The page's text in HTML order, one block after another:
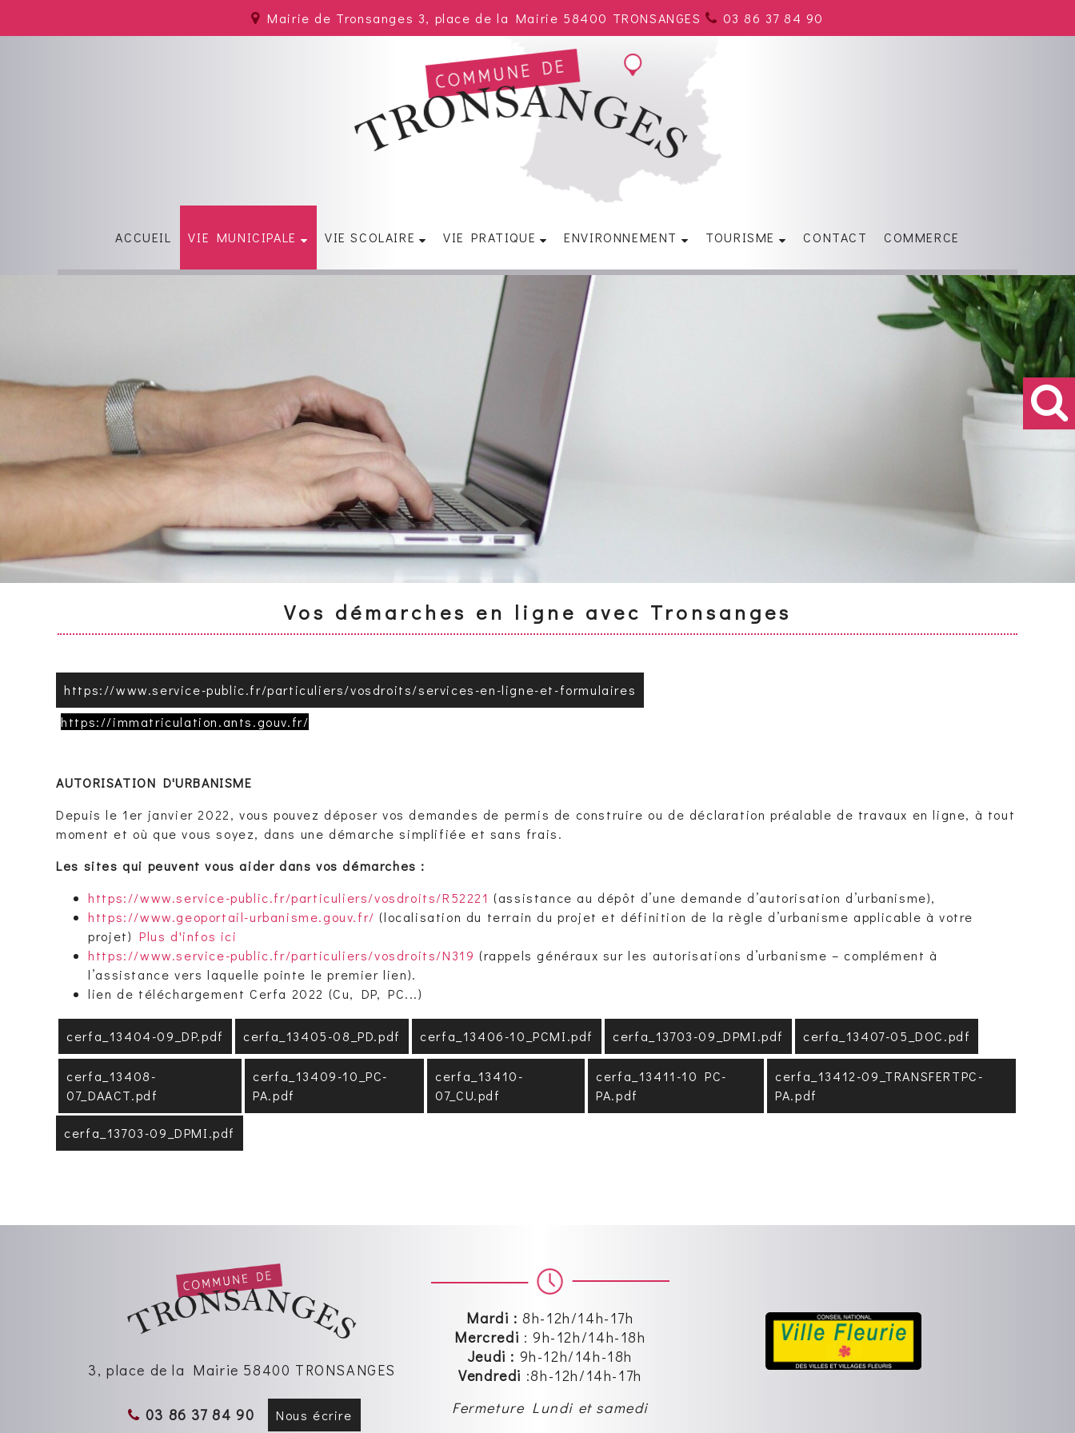
Mairie de Tronsanges 3, place de la Mairie 58400 TRONSANGES 03 86 37 84 90
ACCUEIL VIE MUNICIPALE VIE SCOLAIRE VIE PRATIQUE ENVIRONNEMENT TOURISME CONTACT COMMERCE
Vos démarches en ligne avec Tronsanges
https://www.service-public.fr/particuliers/vosdroits/services-en-ligne-et-formulaires
https://immatriculation.ants.gouv.fr/
AUTORISATION D'URBANISME
Depuis le 1er janvier 2022, vous pouvez déposer vos demandes de permis de construire ou de déclaration préalable de travaux en ligne, à tout
moment et où que vous soyez, dans une démarche simplifiée et sans frais.
Les sites qui peuvent vous aider dans vos démarches :
https://www.service-public.fr/particuliers/vosdroits/R52221 (assistance au dépôt d’une demande d’autorisation d’urbanisme),
https://www.geoportail-urbanisme.gouv.fr/ (localisation du terrain du projet et définition de la règle d’urbanisme applicable à votre
projet)Plus d'infos ici
https://www.service-public.fr/particuliers/vosdroits/N319 (rappels généraux sur les autorisations d’urbanisme – complément à
l’assistance vers laquelle pointe le premier lien).
lien de téléchargement Cerfa 2022 (Cu, DP, PC...)
cerfa_13404-09_DP.pdf cerfa_13405-08_PD.pdf cerfa_13406-10_PCMI.pdf cerfa_13703-09_DPMI.pdf cerfa_13407-05_DOC.pdf
cerfa_13408-
07_DAACT.pdf
cerfa_13409-10_PC-
PA.pdf
cerfa_13410-
07_CU.pdf
cerfa_13411-10 PC-
PA.pdf
cerfa_13412-09_TRANSFERTPC-
PA.pdf
cerfa_13703-09_DPMI.pdf
3, place de la Mairie 58400 TRONSANGES
03 86 37 84 90 Nous écrire
Mardi : 8h-12h/14h-17h
Mercredi :9h-12h/14h-18h
Jeudi : 9h-12h/14h-18h
Vendredi :8h-12h/14h-17h
Fermeture Lundi et samedi